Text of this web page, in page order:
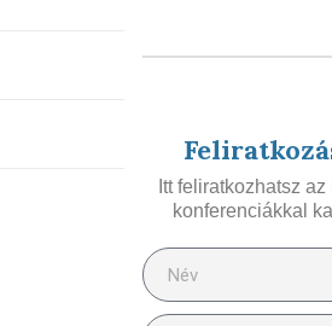
Itt feliratkozhatsz
konferenciákkal